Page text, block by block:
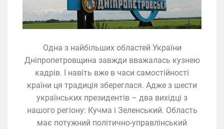
Одна з найбільших областей України
Дніпропетровщина завжди вважалась кузнею
кадрів. І навіть вже в часи самостійності
країни ця традиція збереглася. Адже з шести
українських президентів – два вихідці з
нашого регіону: Кучма і Зеленський. Область
має потужний політично-управлінський